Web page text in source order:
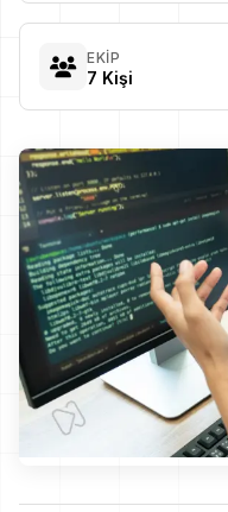
EKIP
7 Kişi